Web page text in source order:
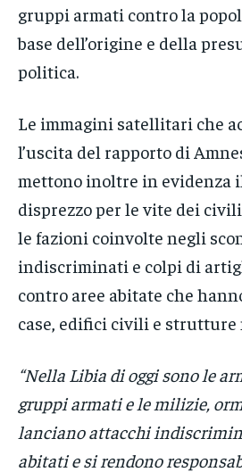
gruppi armati contro la
base dell’origine e della
politica.
Le immagini satellitari che
l’uscita del rapporto di
mettono inoltre in evidenza
disprezzo per le vite dei
le fazioni coinvolte negli
indiscriminati e colpi di
contro aree abitate che
case, edifici civili e strutture
“Nella Libia di oggi sono le
gruppi armati e le milizie,
lanciano attacchi
abitati e si rendono